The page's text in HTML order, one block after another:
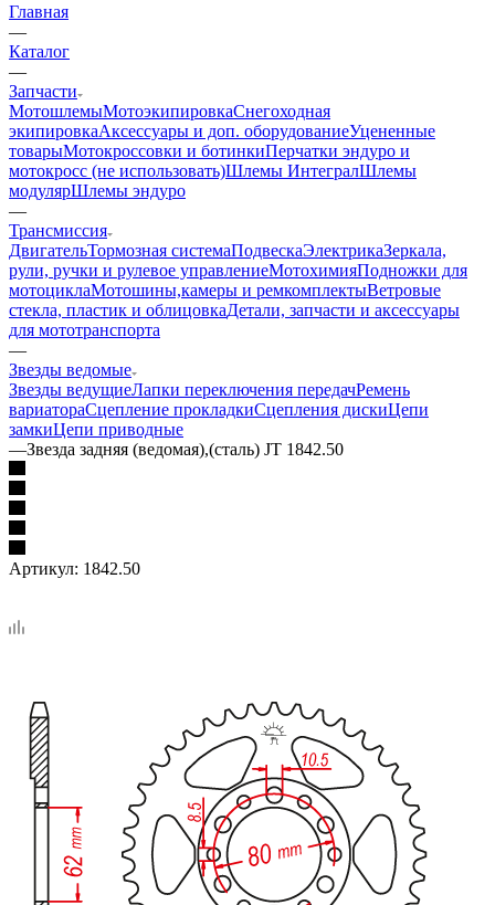
Главная
—
Каталог
—
Запчасти
МотошлемыМотоэкипировкаСнегоходная
экипировкаАксессуары и доп. оборудованиеУцененные
товарыМотокроссовки и ботинкиПерчатки эндуро и
мотокросс (не использовать)Шлемы ИнтегралШлемы
модулярШлемы эндуро
—
Трансмиссия
ДвигательТормозная системаПодвескаЭлектрикаЗеркала,
рули, ручки и рулевое управлениеМотохимияПодножки для
мотоциклаМотошины,камеры и ремкомплектыВетровые
стекла, пластик и облицовкаДетали, запчасти и аксессуары
для мототранспорта
—
Звезды ведомые
Звезды ведущиеЛапки переключения передачРемень
вариатораСцепление прокладкиСцепления дискиЦепи
замкиЦепи приводные
—Звезда задняя (ведомая),(сталь) JT 1842.50
Артикул: 1842.50